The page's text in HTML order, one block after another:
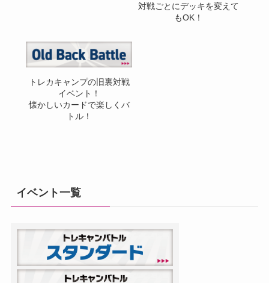
対戦ごとにデッキを変えて
もOK！
トレカキャンプの旧裏対戦
イベント！
懐かしいカードで楽しくバ
トル！
イベント一覧